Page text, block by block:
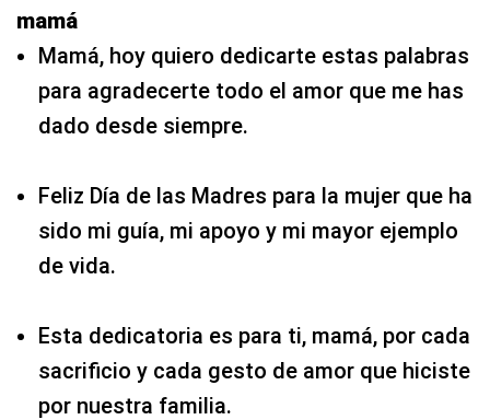
mamá
Mamá, hoy quiero dedicarte estas palabras
para agradecerte todo el amor que me has
dado desde siempre.
Feliz Día de las Madres para la mujer que ha
sido mi guía, mi apoyo y mi mayor ejemplo
de vida.
Esta dedicatoria es para ti, mamá, por cada
sacrificio y cada gesto de amor que hiciste
por nuestra familia.